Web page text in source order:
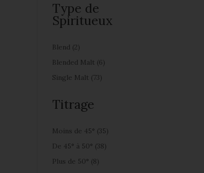
Type de
Spiritueux
Blend (2)
Blended Malt (6)
Single Malt (73)
Titrage
Moins de 45° (35)
De 45° à 50° (38)
Plus de 50° (8)